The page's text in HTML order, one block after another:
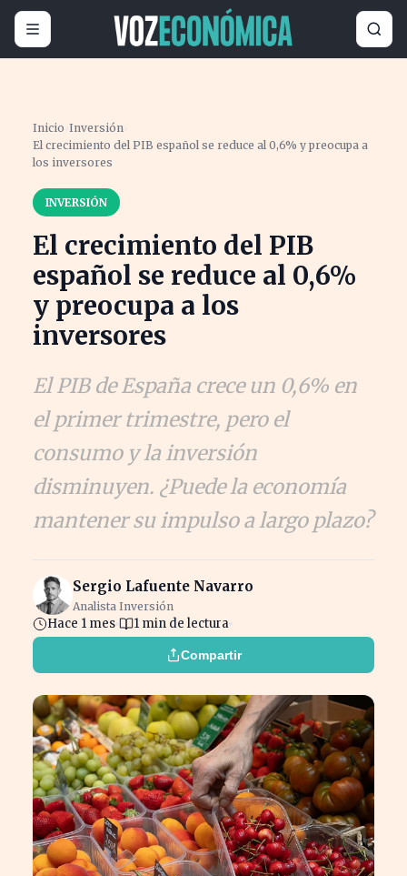
Inicio ›Inversión›
El crecimiento del PIB español se reduce al 0,6% y preocupa a
los inversores
INVERSIÓN
El crecimiento del PIB
español se reduce al 0,6%
y preocupa a los
inversores
El PIB de España crece un 0,6% en
el primer trimestre, pero el
consumo y la inversión
disminuyen. ¿Puede la economía
mantener su impulso a largo plazo?
Sergio Lafuente Navarro
Analista Inversión
Hace 1 mes 1 min de lectura
Compartir